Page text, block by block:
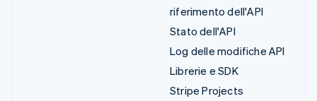
riferimento dell'API
Stato dell'API
Log delle modifiche API
Librerie e SDK
Stripe Projects